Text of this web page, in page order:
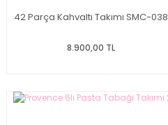
42 Parça Kahvaltı Takımı SMC-038
8.900,00 TL